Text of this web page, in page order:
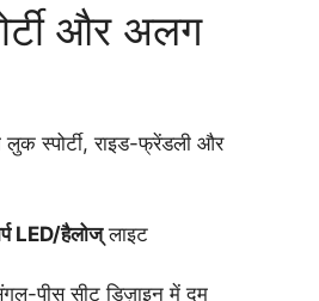
और अलग
स्पोर्टी, राइड-फ्रेंडली और
LED/हैलोज्लाइट
पीस सीट डिज़ाइन में दम